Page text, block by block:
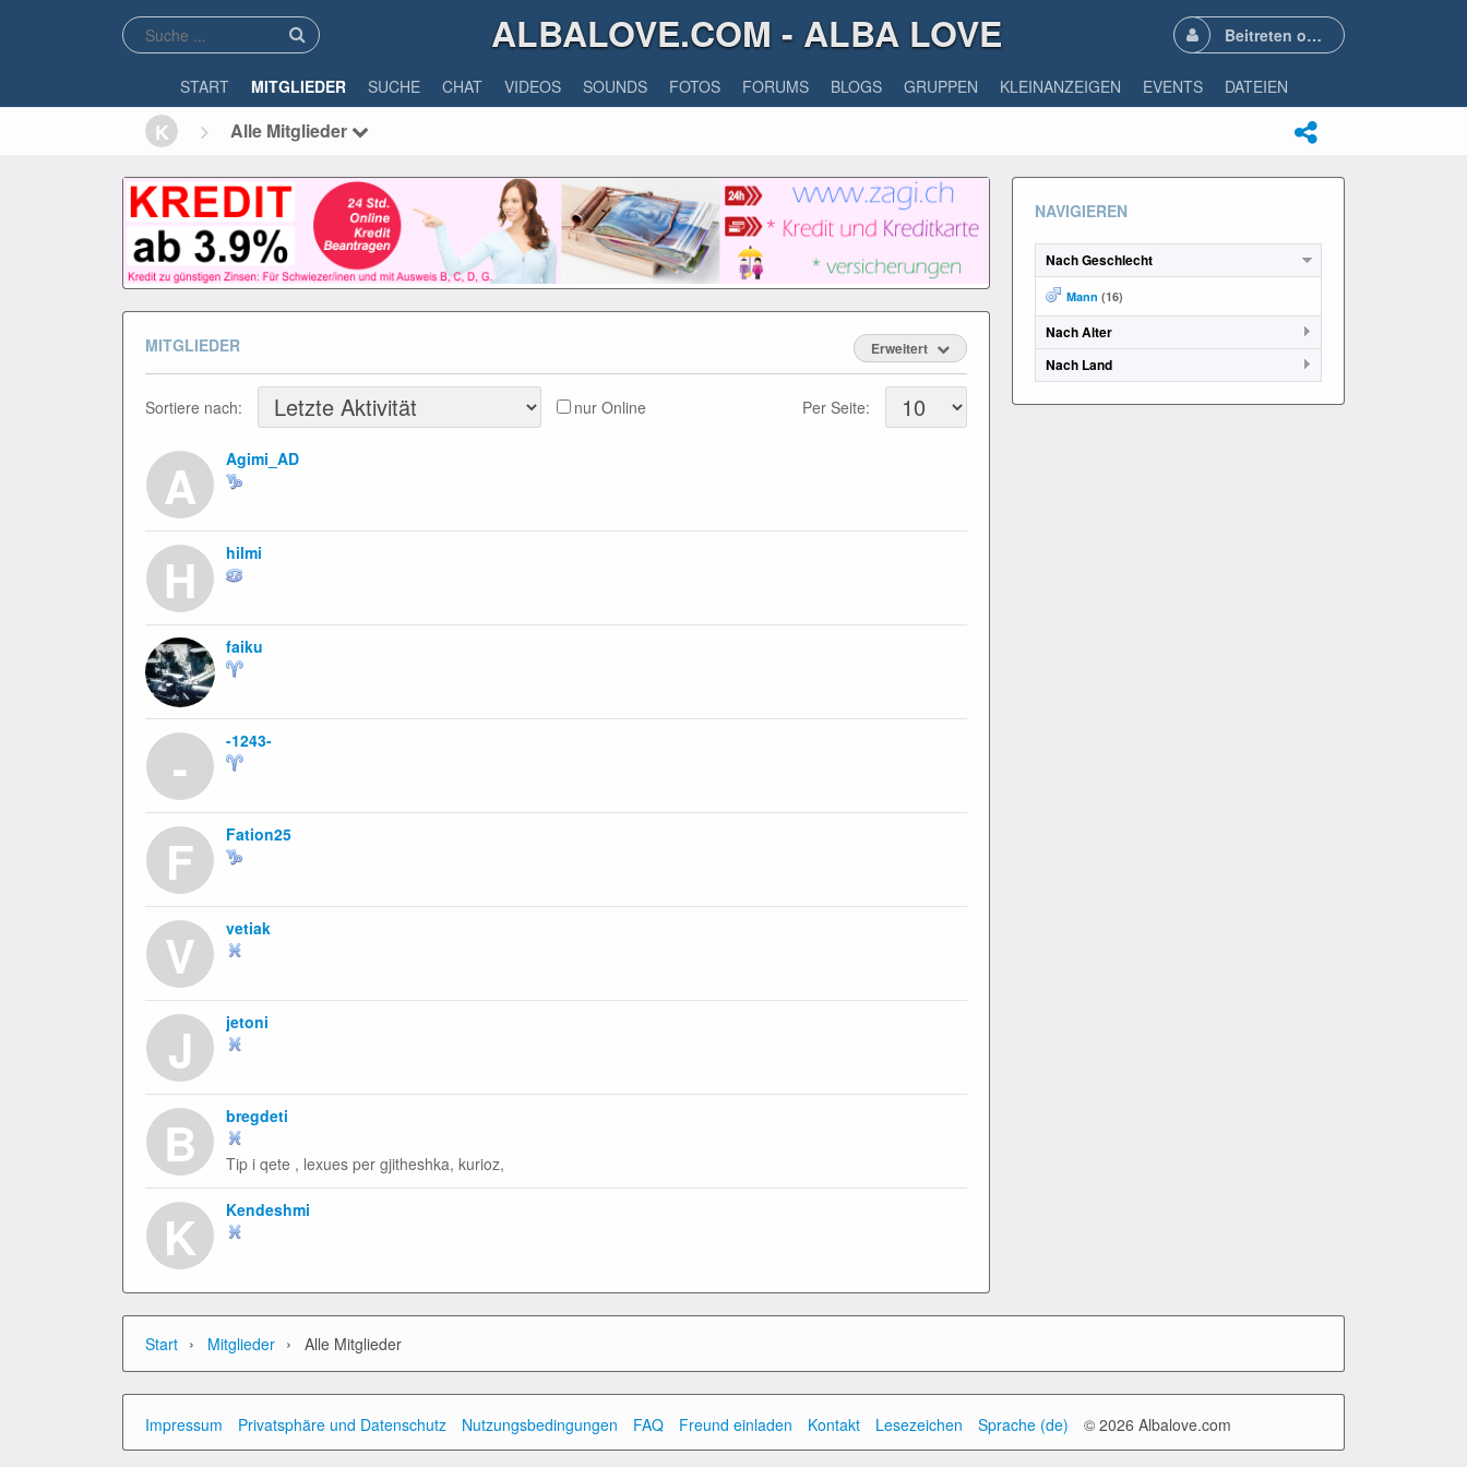
ALBALOVE.COM - ALBA LOVE Beitreten oder Anmelden
START MITGLIEDER SUCHE CHAT VIDEOS SOUNDS FOTOS FORUMS BLOGS GRUPPEN KLEINANZEIGEN EVENTS DATEIEN
K Alle Mitglieder
MITGLIEDER Erweitert
Sortiere nach: nur Online Per Seite:
A Agimi_AD
H hilmi
faiku
- -1243-
F Fation25
V vetiak
J jetoni
B bregdeti
Tip i qete , lexues per gjitheshka, kurioz,
K Kendeshmi
NAVIGIEREN
Nach Geschlecht
Mann (16)
Nach Alter
Nach Land
Start › Mitglieder › Alle Mitglieder
Impressum Privatsphäre und Datenschutz Nutzungsbedingungen FAQ Freund einladen Kontakt Lesezeichen Sprache (de) © 2026 Albalove.com